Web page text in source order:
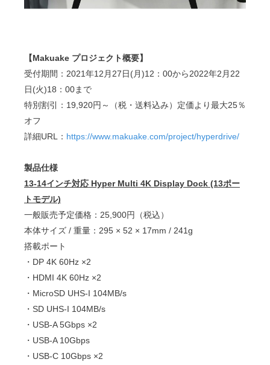
【Makuake プロジェクト概要】
受付期間：2021年12月27日(月)12：00から2022年2月22
日(火)18：00まで
特別割引：19,920円～（税・送料込み）定価より最大25％
オフ
詳細URL： https://www.makuake.com/project/hyperdrive/
製品仕様
13-14インチ対応 Hyper Multi 4K Display Dock (13ポー
トモデル)
一般販売予定価格：25,900円（税込）
本体サイズ / 重量：295 × 52 × 17mm / 241g
搭載ポート
・DP 4K 60Hz ×2
・HDMI 4K 60Hz ×2
・MicroSD UHS-I 104MB/s
・SD UHS-I 104MB/s
・USB-A 5Gbps ×2
・USB-A 10Gbps
・USB-C 10Gbps ×2